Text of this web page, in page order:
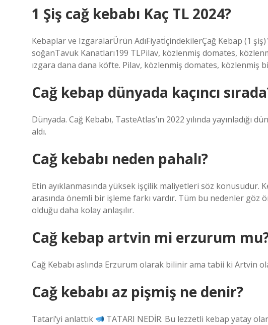
1 Şiş cağ kebabı Kaç TL 2024?
Kebaplar ve IzgaralarÜrün AdıFiyatİçindekilerÇağ Kebap (1
soğanTavuk Kanatları199 TLPilav, közlenmiş domates,
ızgara dana dana köfte. Pilav, közlenmiş domates, közlenmiş
Cağ kebap dünyada kaçıncı
Dünyada. Cağ Kebabı, TasteAtlas’ın 2022 yılında yayınladığı
aldı.
Cağ kebabı neden pahalı?
Etin ayıklanmasında yüksek işçilik maliyetleri söz konusudur.
arasında önemli bir işleme farkı vardır. Tüm bu nedenler göz
olduğu daha kolay anlaşılır.
Cağ kebap artvin mi erzurum
Cağ Kebabı aslında Erzurum olarak bilinir ama tabii ki Artvin
Cağ kebabı az pişmiş ne denir?
Tatari’yi anlattık
TATARI NEDİR. Bu lezzetli kebap yatay